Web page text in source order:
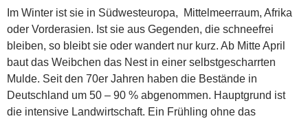
Im Winter ist sie in Südwesteuropa, Mittelmeerraum, Afrika
oder Vorderasien. Ist sie aus Gegenden, die schneefrei
bleiben, so bleibt sie oder wandert nur kurz. Ab Mitte April
baut das Weibchen das Nest in einer selbstgescharrten
Mulde. Seit den 70er Jahren haben die Bestände in
Deutschland um 50 – 90 % abgenommen. Hauptgrund ist
die intensive Landwirtschaft. Ein Frühling ohne das